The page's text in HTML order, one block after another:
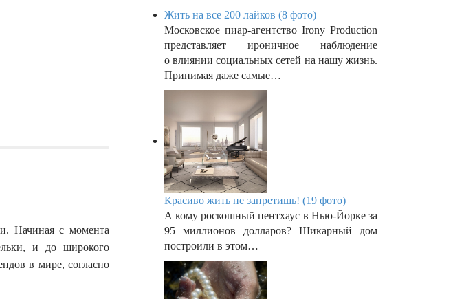
Начиная с момента
и до широкого
в мире, согласно
Жить на все 200 лайков (8 фото)
Московское пиар-агентство Irony Production
представляет ироничное наблюдение
о влиянии социальных сетей на нашу жизнь.
Принимая даже самые…
Красиво жить не запретишь! (19 фото)
А кому роскошный пентхаус в Нью-Йорке за
95 миллионов долларов? Шикарный дом
построили в этом…